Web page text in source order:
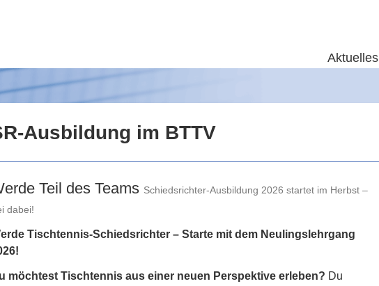
Aktuelles
Ausbildung im BTTV
Teil des Teams Schiedsrichter-Ausbildung 2026 startet im Herbst –
dabei!
Tischtennis-Schiedsrichter – Starte mit dem Neulingslehrgang
möchtest Tischtennis aus einer neuen Perspektive erleben? Du